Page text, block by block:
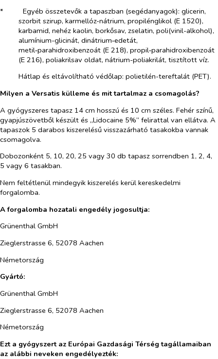
*​
Egyéb összetevők a tapaszban (segédanyagok): glicerin,
szorbit szirup, karmellóz-nátrium, propilénglikol (E 1520),
karbamid, nehéz kaolin, borkősav, zselatin, poli(vinil-alkohol),
alumínium-glicinát, dinátrium‑edetát,
metil‑parahidroxibenzoát (E 218), propil‑parahidroxibenzoát
(E 216), poliakrilsav oldat, nátrium-poliakrilát, tisztított víz.
Hátlap és eltávolítható védőlap: polietilén-tereftalát (PET).
Milyen a Versatis külleme és mit tartalmaz a csomagolás?
A gyógyszeres tapasz 14 cm hosszú és 10 cm széles. Fehér színű,
gyapjúszövetből készült és „Lidocaine 5%” felirattal van ellátva. A
tapaszok 5 darabos kiszerelésű visszazárható tasakokba vannak
csomagolva.
Dobozonként 5, 10, 20, 25 vagy 30 db tapasz sorrendben 1, 2, 4,
5 vagy 6 tasakban.
Nem feltétlenül mindegyik kiszerelés kerül kereskedelmi
forgalomba.
A forgalomba hozatali engedély jogosultja:
Grünenthal GmbH
Zieglerstrasse 6, 52078 Aachen
Németország
Gyártó:
Grünenthal GmbH
Zieglerstrasse 6, 52078 Aachen
Németország
Ezt a gyógyszert az Európai Gazdasági Térség tagállamaiban
az alábbi neveken engedélyezték: